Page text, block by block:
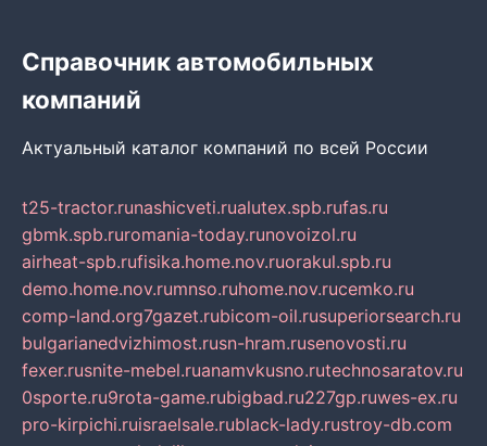
Справочник автомобильных
компаний
Актуальный каталог компаний по всей России
t25-tractor.runashicveti.rualutex.spb.rufas.ru
gbmk.spb.ruromania-today.runovoizol.ru
airheat-spb.rufisika.home.nov.ruorakul.spb.ru
demo.home.nov.rumnso.ruhome.nov.rucemko.ru
comp-land.org7gazet.rubicom-oil.rusuperiorsearch.ru
bulgarianedvizhimost.rusn-hram.rusenovosti.ru
fexer.rusnite-mebel.ruanamvkusno.rutechnosaratov.ru
0sporte.ru9rota-game.rubigbad.ru227gp.ruwes-ex.ru
pro-kirpichi.ruisraelsale.rublack-lady.rustroy-db.com